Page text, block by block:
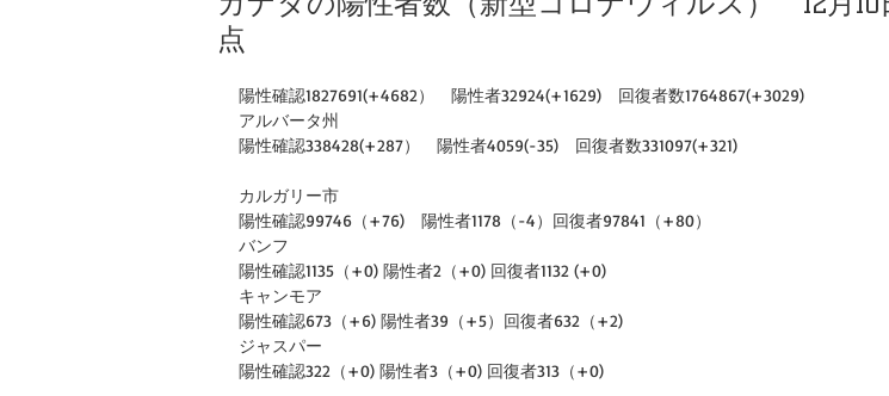
点
陽性確認1827691(+4682）　陽性者32924(+1629)　回復者数1764867(+3029)
アルバータ州
陽性確認338428(+287）　陽性者4059(-35)　回復者数331097(+321)
カルガリー市
陽性確認99746（+76)　陽性者1178（-4）回復者97841（+80）
バンフ
陽性確認1135（+0) 陽性者2（+0) 回復者1132 (+0)
キャンモア
陽性確認673（+6) 陽性者39（+5）回復者632（+2)
ジャスパー
陽性確認322（+0) 陽性者3（+0) 回復者313（+0)